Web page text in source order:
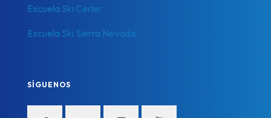
Escuela Ski Cerler
Escuela Ski Sierra Nevada
SÍGUENOS